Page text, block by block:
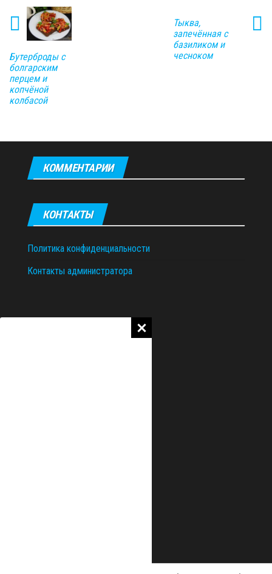
Бутерброды с
болгарским
перцем и
копчёной
колбасой
Тыква,
запечённая с
базиликом и
чесноком
КОММЕНТАРИИ
КОНТАКТЫ
Политика конфиденциальности
Контакты администратора